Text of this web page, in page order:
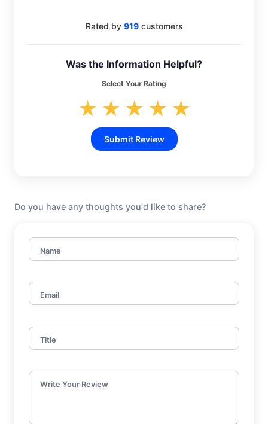
Rated by 919customers
Was the Information Helpful?
Select Your Rating
★ ★ ★ ★ ★
Submit Review
Do you have any thoughts you'd like to share?
Name
Email
Title
Write Your Review